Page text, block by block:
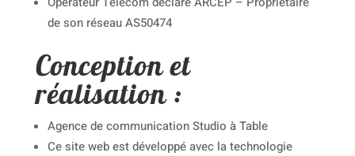
de son réseau AS50474
Conception et
réalisation :
Agence de communication Studio à Table
Ce site web est développé avec la technologie